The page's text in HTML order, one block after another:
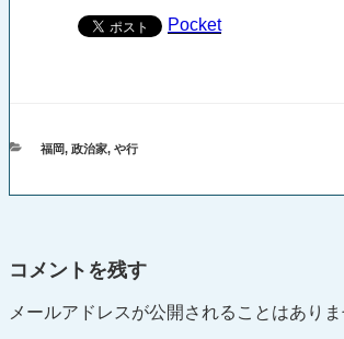
Pocket
カ
福岡, 政治家, や行
コメントを残す
メールアドレスが公開されることはありま